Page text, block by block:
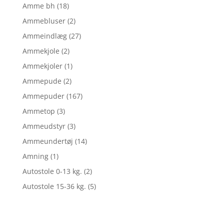
Amme bh (18)
Ammebluser (2)
Ammeindlæg (27)
Ammekjole (2)
Ammekjoler (1)
Ammepude (2)
Ammepuder (167)
Ammetop (3)
Ammeudstyr (3)
Ammeundertøj (14)
Amning (1)
Autostole 0-13 kg. (2)
Autostole 15-36 kg. (5)